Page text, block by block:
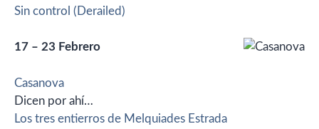
Sin control (Derailed)
17 – 23 Febrero
Casanova
Dicen por ahí…
Los tres entierros de Melquiades Estrada